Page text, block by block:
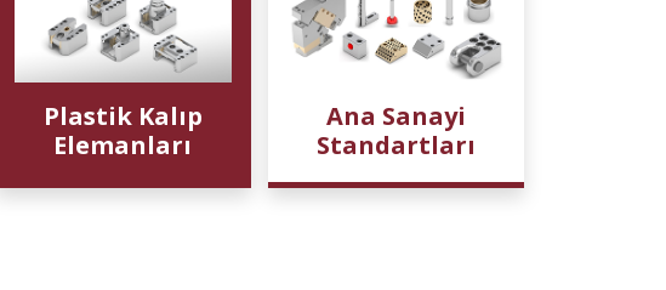
Plastik Kalıp
Elemanları
Ana Sanayi
Standartları